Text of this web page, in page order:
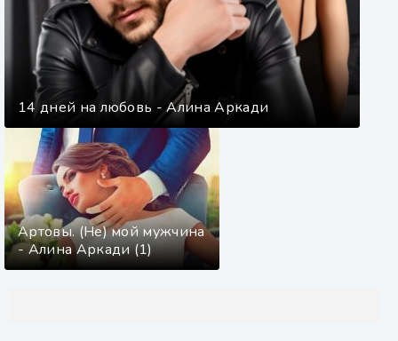
14 дней на любовь - Алина Аркади
Артовы. (Не) мой мужчина
- Алина Аркади (1)